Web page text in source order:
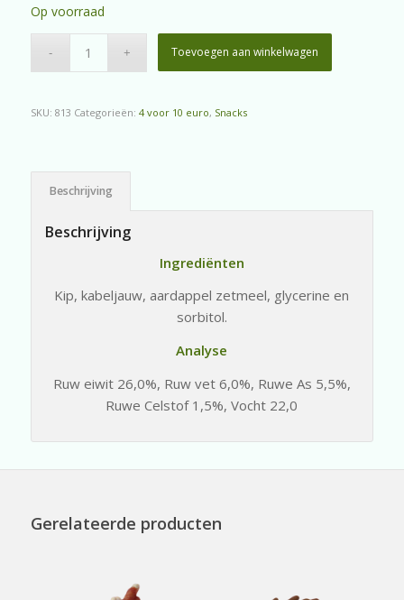
Op voorraad
Toevoegen aan winkelwagen
SKU: 813 Categorieën: 4 voor 10 euro, Snacks
Beschrijving
Beschrijving
Ingrediënten
Kip, kabeljauw, aardappel zetmeel, glycerine en
sorbitol.
Analyse
Ruw eiwit 26,0%, Ruw vet 6,0%, Ruwe As 5,5%,
Ruwe Celstof 1,5%, Vocht 22,0
Gerelateerde producten